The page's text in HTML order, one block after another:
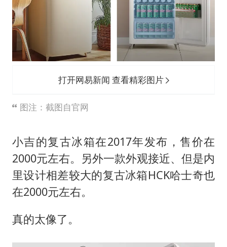
打开网易新闻 查看精彩图片
图注：截图自官网
小吉的复古冰箱在2017年发布，售价在
2000元左右。另外一款外观接近、但是内
里设计相差较大的复古冰箱HCK哈士奇也
在2000元左右。
真的太像了。